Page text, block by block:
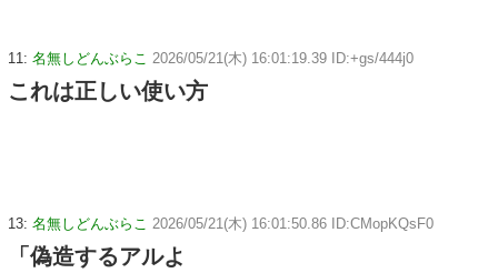
11: 名無しどんぶらこ 2026/05/21(木) 16:01:19.39 ID:+gs/444j0
これは正しい使い方
13: 名無しどんぶらこ 2026/05/21(木) 16:01:50.86 ID:CMopKQsF0
「偽造するアルよ